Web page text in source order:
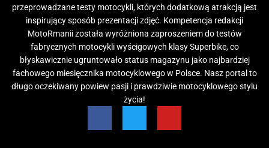
przeprowadzane testy motocykli, których dodatkową atrakcją jest
inspirujący sposób prezentacji zdjęć. Kompetencja redakcji
MotoRmanii została wyróżniona zaproszeniem do testów
fabrycznych motocykli wyścigowych klasy Superbike, co
błyskawicznie ugruntowało status magazynu jako najbardziej
fachowego miesięcznika motocyklowego w Polsce. Nasz portal to
długo oczekiwany powiew pasji i prawdziwie motocyklowego stylu
życia!